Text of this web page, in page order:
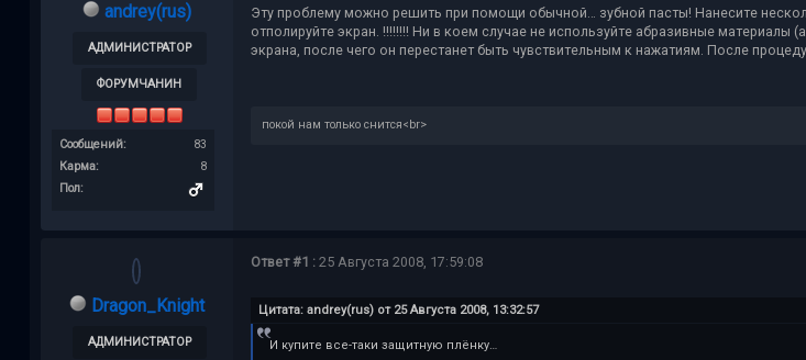
andrey(rus)
АДМИНИСТРАТОР
ФОРУМЧАНИН
Сообщений:
83
Карма:
8
Пол:
Эту проблему можно решить при помощи обычной… зубной пасты! Нанесите
отполируйте экран. !!!!!!!! Ни в коем случае не используйте абразивные материалы
экрана, после чего он перестанет быть чувствительным к нажатиям. После
покой нам только снится<br>
Dragon_Knight
АДМИНИСТРАТОР
Ответ #1 :25 Августа 2008, 17:59:08
Цитата: andrey(rus) от 25 Августа 2008, 13:32:57
И купите все-таки защитную плёнку…